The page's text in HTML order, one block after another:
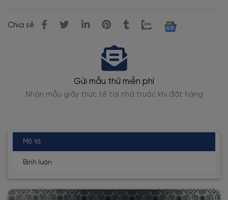
Chia sẻ
Gửi mẫu thử miễn phí
Nhận mẫu giấy thực tế tại nhà trước khi đặt hàng
Mô tả
Bình luận